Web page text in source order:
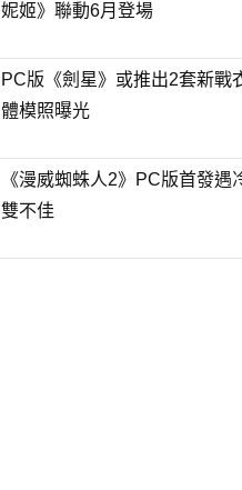
妮姬》聯動6月登場
PC版《劍星》或推出2套新戰
體模照曝光
《漫威蜘蛛人2》PC版首發遇
雙不佳